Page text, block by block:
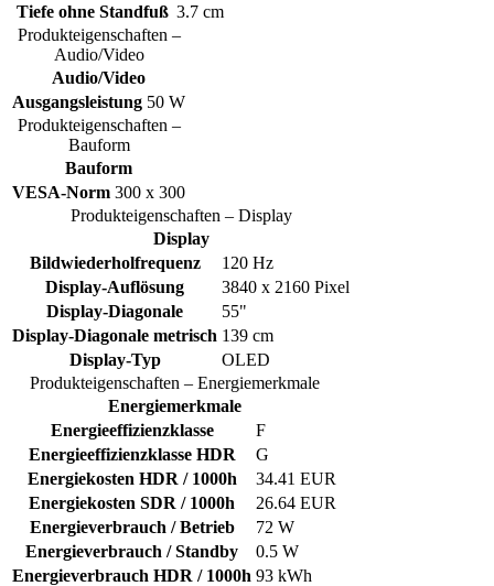
Tiefe ohne Standfuß 3.7 cm
Produkteigenschaften –
Audio/Video
Audio/Video
Ausgangsleistung 50 W
Produkteigenschaften –
Bauform
Bauform
VESA-Norm 300 x 300
Produkteigenschaften – Display
Display
Bildwiederholfrequenz
120 Hz
Display-Auflösung
3840 x 2160 Pixel
Display-Diagonale
55"
Display-Diagonale metrisch 139 cm
Display-Typ
OLED
Produkteigenschaften – Energiemerkmale
Energiemerkmale
Energieeffizienzklasse
F
Energieeffizienzklasse HDR
G
Energiekosten HDR / 1000h
34.41 EUR
Energiekosten SDR / 1000h
26.64 EUR
Energieverbrauch / Betrieb
72 W
Energieverbrauch / Standby
0.5 W
Energieverbrauch HDR / 1000h 93 kWh